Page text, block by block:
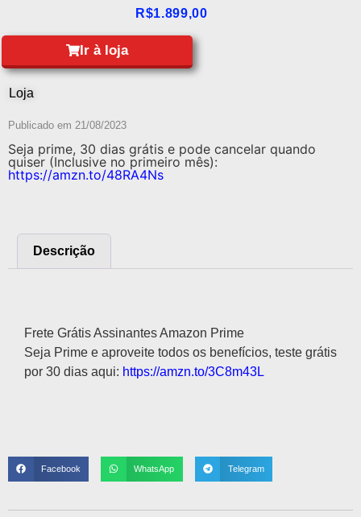
R$1.899,00
Ir à loja
Loja
Publicado em 21/08/2023
Seja prime, 30 dias grátis e pode cancelar quando
quiser (Inclusive no primeiro mês):
https://amzn.to/48RA4Ns
Descrição
Frete Grátis Assinantes Amazon Prime
Seja Prime e aproveite todos os benefícios, teste grátis
por 30 dias aqui: https://amzn.to/3C8m43L
Facebook WhatsApp Telegram